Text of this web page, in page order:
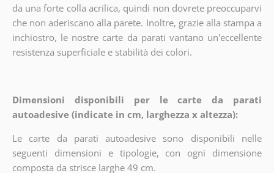
da una forte colla acrilica, quindi non dovrete preoccuparvi
che non aderiscano alla parete. Inoltre, grazie alla stampa a
inchiostro, le nostre carte da parati vantano un'eccellente
resistenza superficiale e stabilità dei colori.
Dimensioni disponibili per le carte da parati
autoadesive (indicate in cm, larghezza x altezza):
Le carte da parati autoadesive sono disponibili nelle
seguenti dimensioni e tipologie, con ogni dimensione
composta da strisce larghe 49 cm.